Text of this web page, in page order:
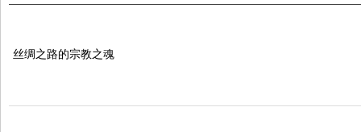
丝绸之路的宗教之魂